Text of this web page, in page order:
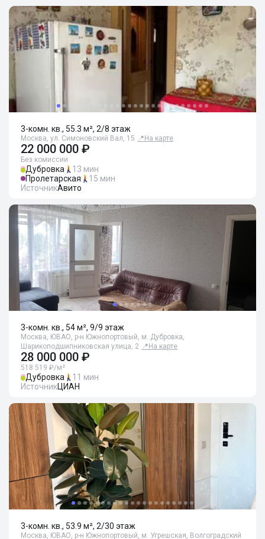
3-комн. кв., 55.3 м², 2/8 этаж
Москва, ул. Симоновский Вал, 15 📍 На карте
22 000 000 ₽
Без комиссии
Дубровка
13 мин
Пролетарская
15 мин
ИсточникАвито
3-комн. кв., 54 м², 9/9 этаж
Москва, ЮВАО, р-н Южнопортовый, м. Дубровка,
Шарикоподшипниковская улица, 2 📍 На карте
28 000 000 ₽
518 519 ₽/м²
Дубровка
11 мин
ИсточникЦИАН
3-комн. кв., 53.9 м², 2/30 этаж
Москва, ЮВАО, р-н Южнопортовый, м. Угрешская, Волгоградский